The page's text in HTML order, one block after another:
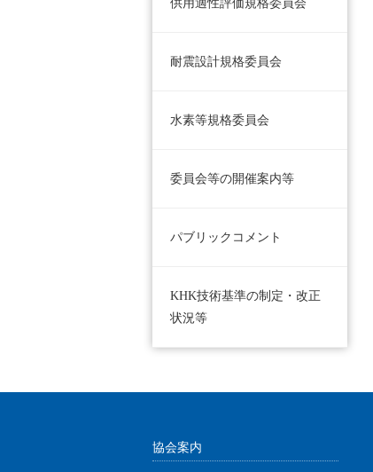
供用適性評価規格委員会
耐震設計規格委員会
水素等規格委員会
委員会等の開催案内等
パブリックコメント
KHK技術基準の制定・改正
状況等
協会案内